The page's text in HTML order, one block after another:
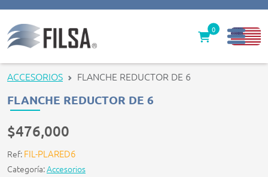
Inicio
Nuestras Soluciones
Contáctenos
0
ACCESORIOS FLANCHE REDUCTOR DE 6
FLANCHE REDUCTOR DE 6
$476,000
Ref: FIL-PLARED6
Categoría:Accesorios